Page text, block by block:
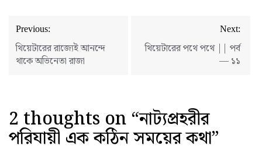
Post
navigation
Previous:
থিয়েটারের রাজ্যেই আনন্দে
থাকে অভিনেতা রাজা
Next:
থিয়েটারের পথে পথে || পর্ব
— ১১
2 thoughts on “নাট্যপ্রহরীর
পরিযায়ী এক কঠিন সময়ের কথা”